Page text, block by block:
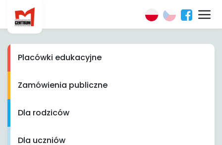
Placówki edukacyjne
Zamówienia publiczne
Dla rodziców
Dla uczniów